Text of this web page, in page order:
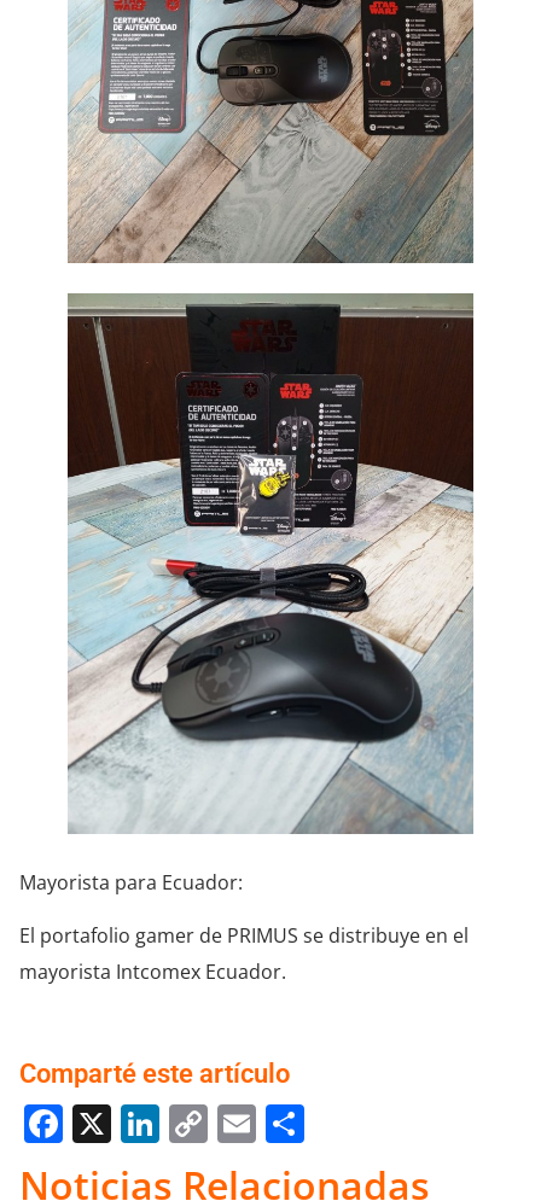
Mayorista para Ecuador:
El portafolio gamer de PRIMUS se distribuye en el
mayorista Intcomex Ecuador.
Comparté este artículo
Facebook
X LinkedIn
Copy
Link
Email
Noticias Relacionadas